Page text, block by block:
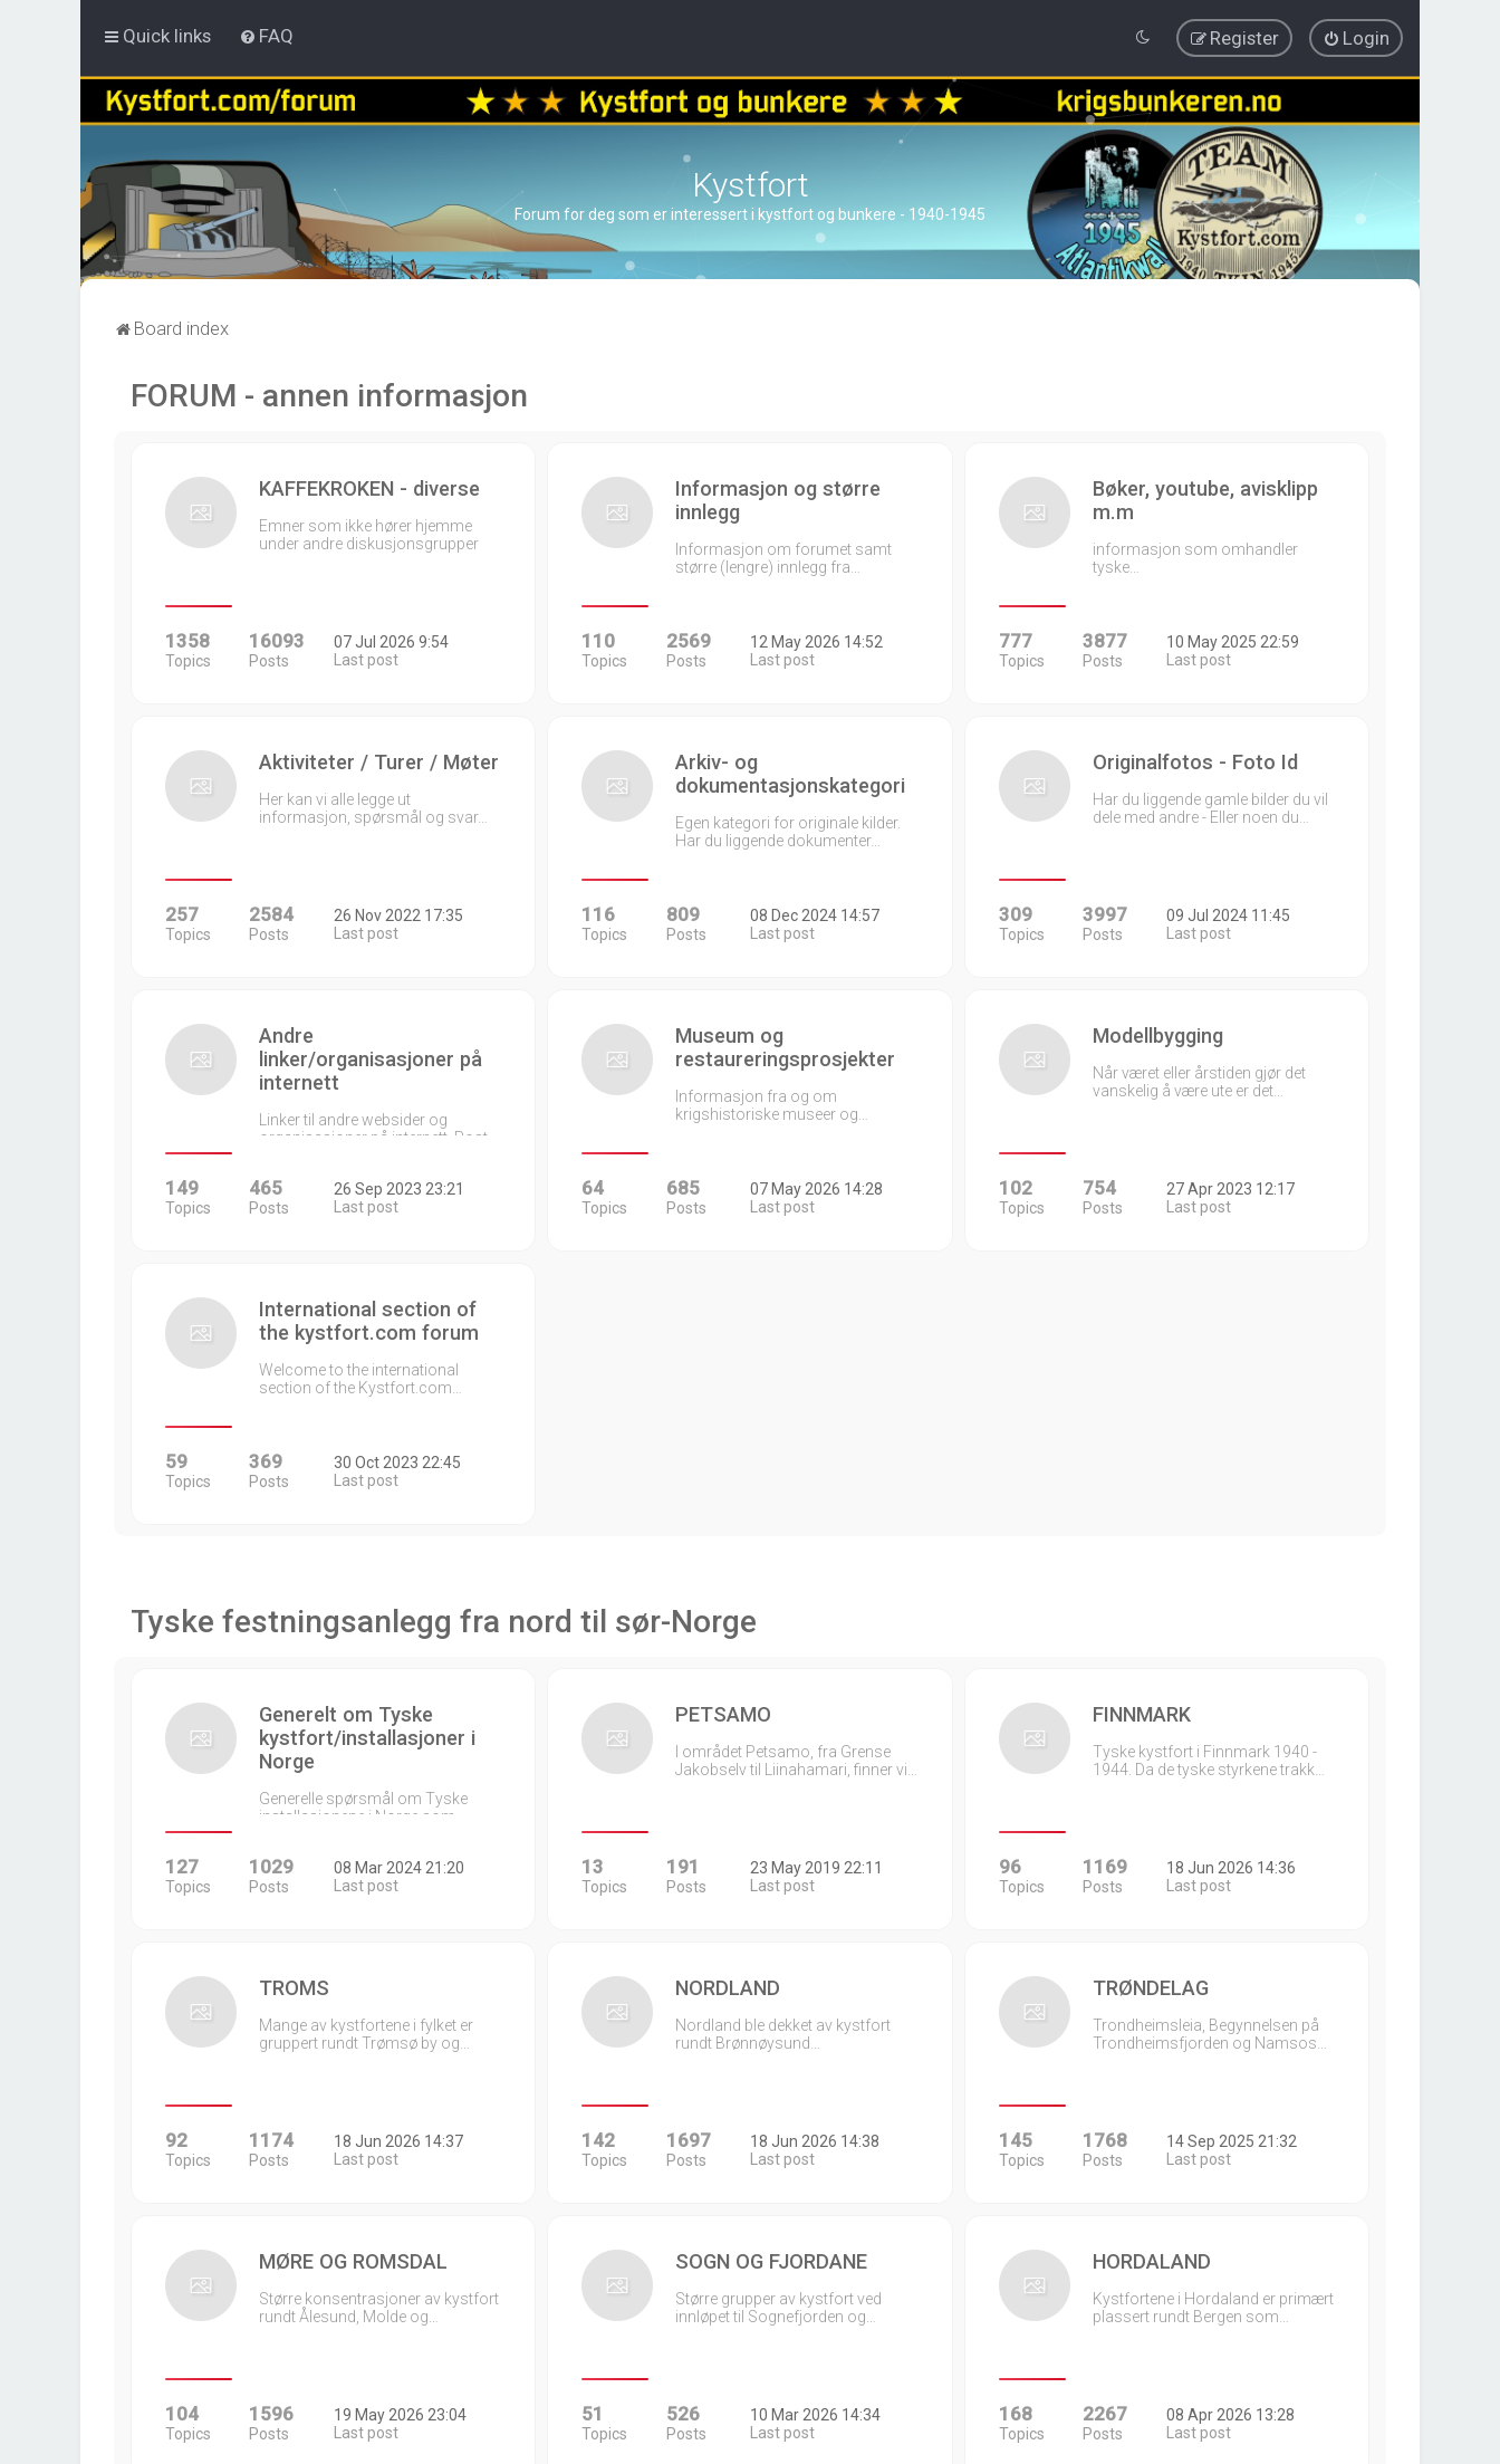
Quick links FAQ Login
Register
Kystfort
Forum for deg som er interessert i kystfort og bunkere - 1940-1945
Board index
FORUM - annen informasjon
KAFFEKROKEN - diverse
Emner som ikke hører hjemme
under andre diskusjonsgrupper
1358
Topics
16093
Posts
07 Jul 2026 9:54
Last post
Informasjon og større
innlegg
Informasjon om forumet samt
større (lengre) innlegg fra…
110
Topics
2569
Posts
12 May 2026 14:52
Last post
Bøker, youtube, avisklipp
m.m
informasjon som omhandler
tyske…
777
Topics
3877
Posts
10 May 2025 22:59
Last post
Aktiviteter / Turer / Møter
Her kan vi alle legge ut
informasjon, spørsmål og svar…
257
Topics
2584
Posts
26 Nov 2022 17:35
Last post
Arkiv- og
dokumentasjonskategori
Egen kategori for originale kilder.
Har du liggende dokumenter…
116
Topics
809
Posts
08 Dec 2024 14:57
Last post
Originalfotos - Foto Id
Har du liggende gamle bilder du vil
dele med andre - Eller noen du…
309
Topics
3997
Posts
09 Jul 2024 11:45
Last post
Andre
linker/organisasjoner på
internett
Linker til andre websider og
organisasjoner på internett. Post…
149
Topics
465
Posts
26 Sep 2023 23:21
Last post
Museum og
restaureringsprosjekter
Informasjon fra og om
krigshistoriske museer og…
64
Topics
685
Posts
07 May 2026 14:28
Last post
Modellbygging
Når været eller årstiden gjør det
vanskelig å være ute er det…
102
Topics
754
Posts
27 Apr 2023 12:17
Last post
International section of
the kystfort.com forum
Welcome to the international
section of the Kystfort.com…
59
Topics
369
Posts
30 Oct 2023 22:45
Last post
Tyske festningsanlegg fra nord til sør-Norge
Generelt om Tyske
kystfort/installasjoner i
Norge
Generelle spørsmål om Tyske
installasjonene i Norge som…
127
Topics
1029
Posts
08 Mar 2024 21:20
Last post
PETSAMO
I området Petsamo, fra Grense
Jakobselv til Liinahamari, finner vi…
13
Topics
191
Posts
23 May 2019 22:11
Last post
FINNMARK
Tyske kystfort i Finnmark 1940 -
1944. Da de tyske styrkene trakk…
96
Topics
1169
Posts
18 Jun 2026 14:36
Last post
TROMS
Mange av kystfortene i fylket er
gruppert rundt Trømsø by og…
92
Topics
1174
Posts
18 Jun 2026 14:37
Last post
NORDLAND
Nordland ble dekket av kystfort
rundt Brønnøysund…
142
Topics
1697
Posts
18 Jun 2026 14:38
Last post
TRØNDELAG
Trondheimsleia, Begynnelsen på
Trondheimsfjorden og Namsos…
145
Topics
1768
Posts
14 Sep 2025 21:32
Last post
MØRE OG ROMSDAL
Større konsentrasjoner av kystfort
rundt Ålesund, Molde og…
104
Topics
1596
Posts
19 May 2026 23:04
Last post
SOGN OG FJORDANE
Større grupper av kystfort ved
innløpet til Sognefjorden og…
51
Topics
526
Posts
10 Mar 2026 14:34
Last post
HORDALAND
Kystfortene i Hordaland er primært
plassert rundt Bergen som…
168
Topics
2267
Posts
08 Apr 2026 13:28
Last post